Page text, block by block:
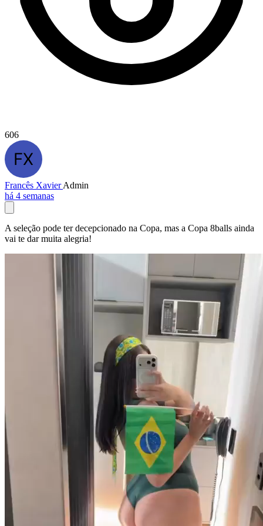
606
Francês XavierAdmin
há 4 semanas
A seleção pode ter decepcionado na Copa, mas a Copa 8balls ainda
vai te dar muita alegria!